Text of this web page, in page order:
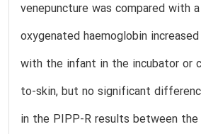
venepuncture was compared with
oxygenated haemoglobin
with the infant in the incubator or
to-skin, but no significant
in the PIPP-R results between